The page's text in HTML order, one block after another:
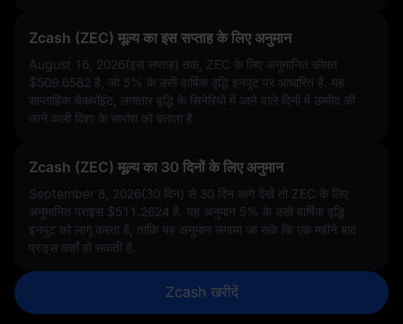
Zcash (ZEC) मूल्य का इस सप्ताह के लिए अनुमान
August 16, 2026(इस सप्ताह) तक, ZEC के लिए अनुमानित कीमत
$509.6582 है, जो 5% के उसी वार्षिक वृद्धि इनपुट पर आधारित है. यह
साप्ताहिक चेकपॉइंट, लगातार वृद्धि के सिनेरियो में आने वाले दिनों में उम्मीद की
जाने वाली दिशा के सारांश को बताता है.
Zcash (ZEC) मूल्य का 30 दिनों के लिए अनुमान
September 8, 2026(30 दिन) से 30 दिन आगे देखें तो ZEC के लिए
अनुमानित प्राइस $511.2624 है. यह अनुमान 5% के उसी वार्षिक वृद्धि
इनपुट को लागू करता है, ताकि यह अनुमान लगाया जा सके कि एक महीने बाद
प्राइस कहाँ हो सकती है.
Zcash खरीदें